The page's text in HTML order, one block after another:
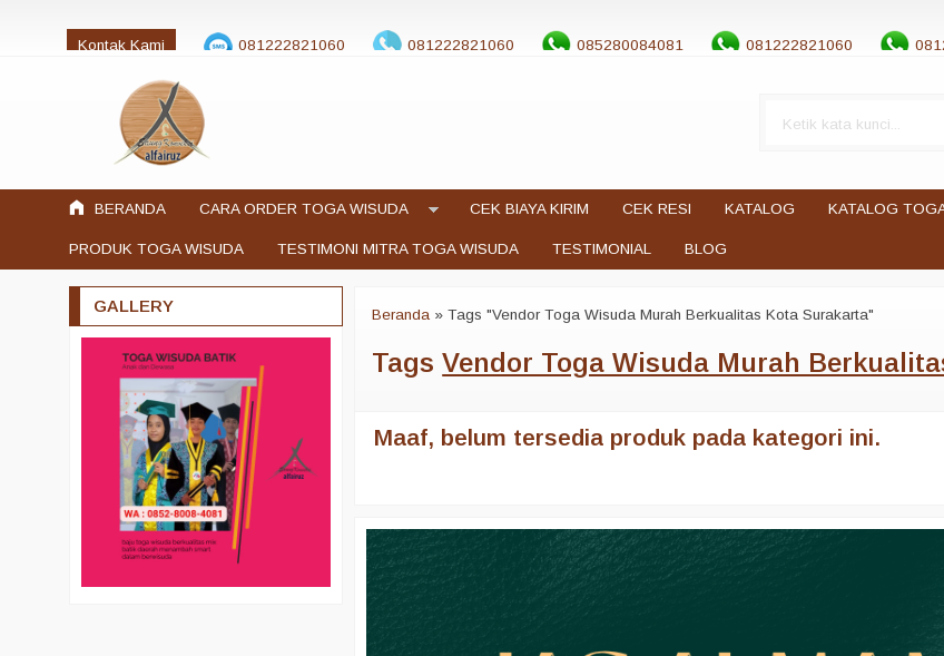
Kontak Kami 081222821060 081222821060 085280084081 081222821060
jualtogawisuda@gmail.com
BERANDA CARA ORDER TOGA WISUDA CEK BIAYA KIRIM CEK RESI KATALOG KATALOG
PRODUK TOGA WISUDA TESTIMONI MITRA TOGA WISUDA TESTIMONIAL BLOG
Beranda »Tags "Vendor Toga Wisuda Murah Berkualitas Kota Surakarta"
TagsVendor Toga Wisuda Murah
Maaf, belum tersedia produk pada kategori ini.
GALLERY